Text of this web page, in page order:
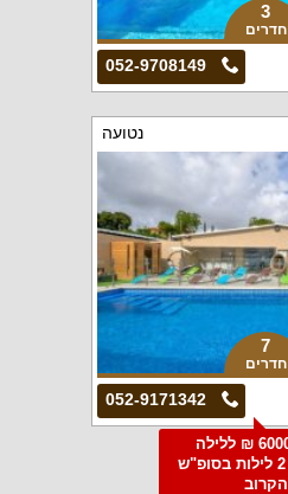
3
חדרים
052-9708149
נטועה
7
חדרים
052-9171342
החל מ6000 ₪ ללילה
למזמינים 2 לילות בסופ"ש
הקרוב